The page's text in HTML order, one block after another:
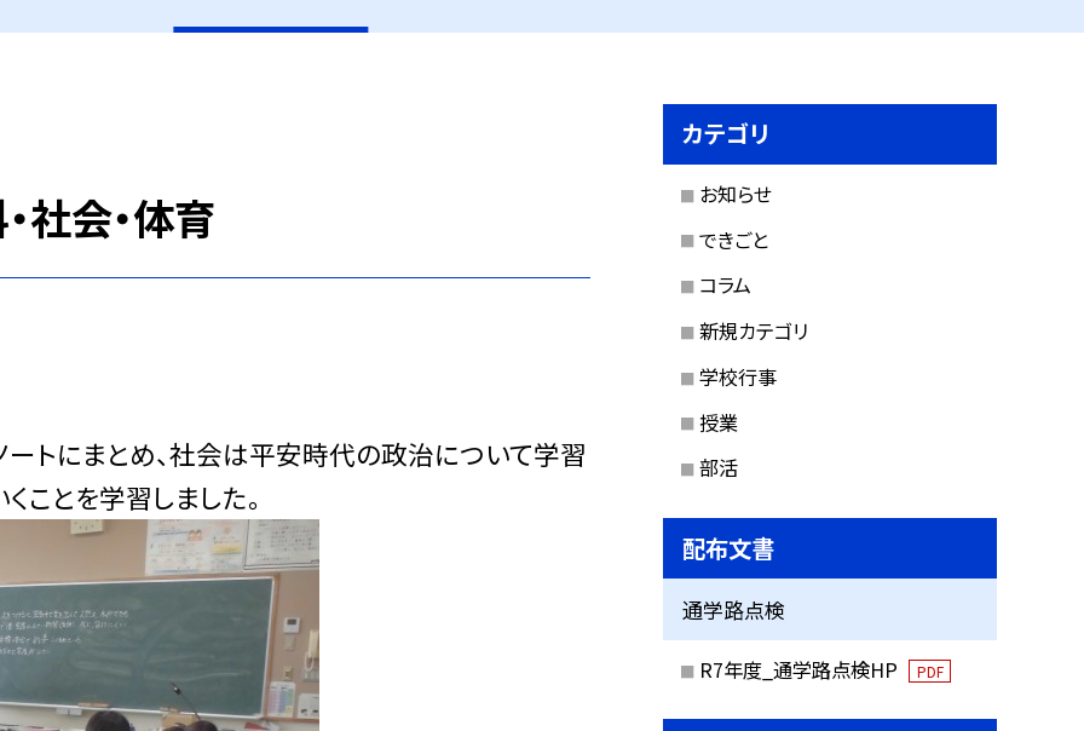
社会・体育
トにまとめ、社会は平安時代の政治について学習
ことを学習しました。
カテゴリ
お知らせ
できごと
コラム
新規カテゴリ
学校行事
授業
部活
配布文書
通学路点検
R7年度_通学路点検HP PDF